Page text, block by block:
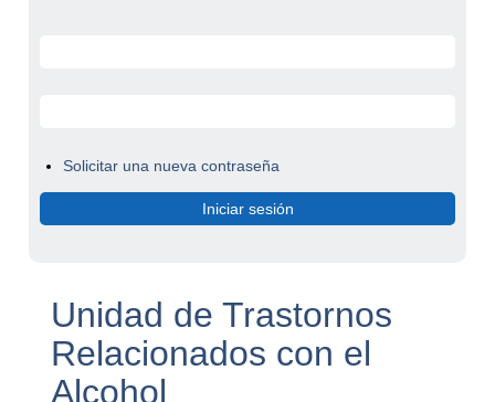
Solicitar una nueva contraseña
Unidad de Trastornos
Relacionados con el
Alcohol